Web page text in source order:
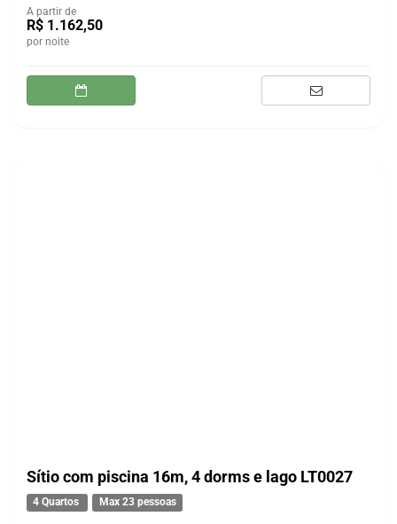
A partir de
R$ 1.162,50
por noite
Sítio com piscina 16m, 4 dorms e lago LT0027
4 Quartos Max 23 pessoas